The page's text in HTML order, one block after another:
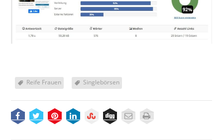
Reife Frauen Singlebörsen